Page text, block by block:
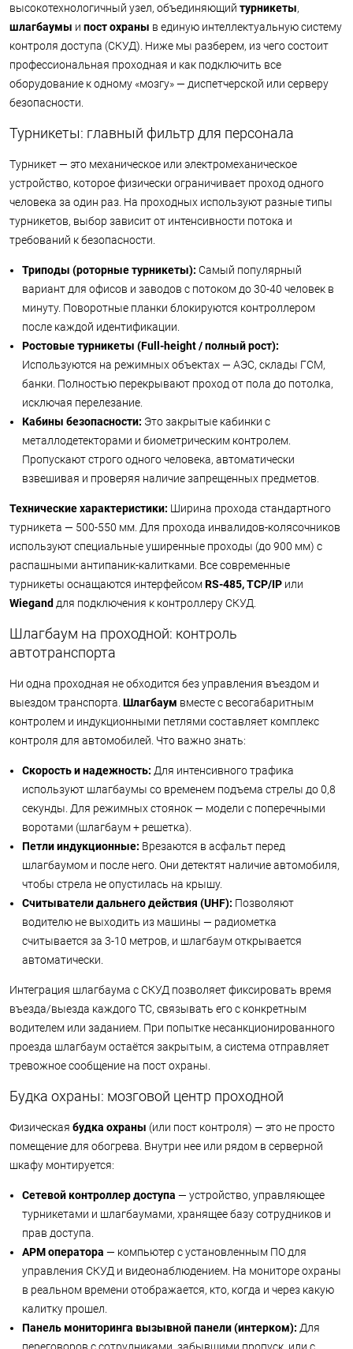
высокотехнологичный узел, объединяющий турникеты,
шлагбаумы и пост охраны в единую интеллектуальную систему
контроля доступа (СКУД). Ниже мы разберем, из чего состоит
профессиональная проходная и как подключить все
оборудование к одному «мозгу» — диспетчерской или серверу
безопасности.
Турникеты: главный фильтр для персонала
Турникет — это механическое или электромеханическое
устройство, которое физически ограничивает проход одного
человека за один раз. На проходных используют разные типы
турникетов, выбор зависит от интенсивности потока и
требований к безопасности.
Триподы (роторные турникеты): Самый популярный
вариант для офисов и заводов с потоком до 30-40 человек в
минуту. Поворотные планки блокируются контроллером
после каждой идентификации.
Ростовые турникеты (Full-height / полный рост):
Используются на режимных объектах — АЭС, склады ГСМ,
банки. Полностью перекрывают проход от пола до потолка,
исключая перелезание.
Кабины безопасности: Это закрытые кабинки с
металлодетекторами и биометрическим контролем.
Пропускают строго одного человека, автоматически
взвешивая и проверяя наличие запрещенных предметов.
Технические характеристики: Ширина прохода стандартного
турникета — 500-550 мм. Для прохода инвалидов-колясочников
используют специальные уширенные проходы (до 900 мм) с
распашными антипаник-калитками. Все современные
турникеты оснащаются интерфейсомRS-485, TCP/IP или
Wiegand для подключения к контроллеру СКУД.
Шлагбаум на проходной: контроль
автотранспорта
Ни одна проходная не обходится без управления въездом и
выездом транспорта. Шлагбаум вместе с весогабаритным
контролем и индукционными петлями составляет комплекс
контроля для автомобилей. Что важно знать:
Скорость и надежность: Для интенсивного трафика
используют шлагбаумы со временем подъема стрелы до 0,8
секунды. Для режимных стоянок — модели с поперечными
воротами (шлагбаум + решетка).
Петли индукционные: Врезаются в асфальт перед
шлагбаумом и после него. Они детектят наличие автомобиля,
чтобы стрела не опустилась на крышу.
Считыватели дальнего действия (UHF): Позволяют
водителю не выходить из машины — радиометка
считывается за 3-10 метров, и шлагбаум открывается
автоматически.
Интеграция шлагбаума с СКУД позволяет фиксировать время
въезда/выезда каждого ТС, связывать его с конкретным
водителем или заданием. При попытке несанкционированного
проезда шлагбаум остаётся закрытым, а система отправляет
тревожное сообщение на пост охраны.
Будка охраны: мозговой центр проходной
Физическая будка охраны (или пост контроля) — это не просто
помещение для обогрева. Внутри нее или рядом в серверной
шкафу монтируется:
Сетевой контроллер доступа — устройство, управляющее
турникетами и шлагбаумами, хранящее базу сотрудников и
прав доступа.
АРМ оператора — компьютер с установленным ПО для
управления СКУД и видеонаблюдением. На мониторе охраны
в реальном времени отображается, кто, когда и через какую
калитку прошел.
Панель мониторинга вызывной панели (интерком): Для
переговоров с сотрудниками, забывшими пропуск, или с